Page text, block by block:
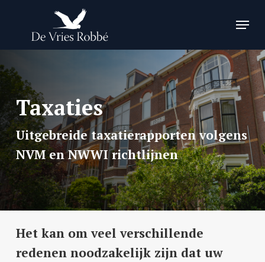
content
Menu
Taxaties
Uitgebreide taxatierapporten volgens
NVM en NWWI richtlijnen
Het kan om veel verschillende
redenen noodzakelijk zijn dat uw
Menu